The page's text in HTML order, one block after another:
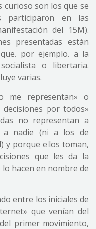
curioso son los que se
participaron en las
del 15M).
presentadas están
por ejemplo, a la
o libertaria.
varias.
me representan» o
por todos»
no representan a
a nadie (ni a los de
y porque ellos toman,
que les da la
hacen en nombre de
entre los iniciales de
que venían del
primer movimiento,